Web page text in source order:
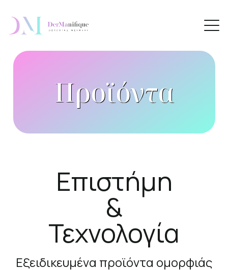
Προϊόντα
Επιστήμη
&
Τεχνολογία
Εξειδικευμένα προϊόντα ομορφιάς